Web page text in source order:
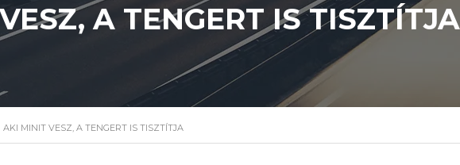
A TENGERT IS TISZTÍTJA
AKI MINIT VESZ, A TENGERT IS TISZTÍTJA